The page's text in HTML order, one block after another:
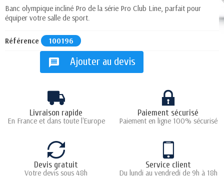
Banc olympique incliné Pro de la série Pro Club Line, parfait pour
équiper votre salle de sport.
Référence 100196
message Ajouter au devis
Livraison rapide
En France et dans toute l'Europe
Paiement sécurisé
Paiement en ligne 100% sécurisé
Devis gratuit
Votre devis sous 48h
Service client
Du lundi au vendredi de 9h à 18h